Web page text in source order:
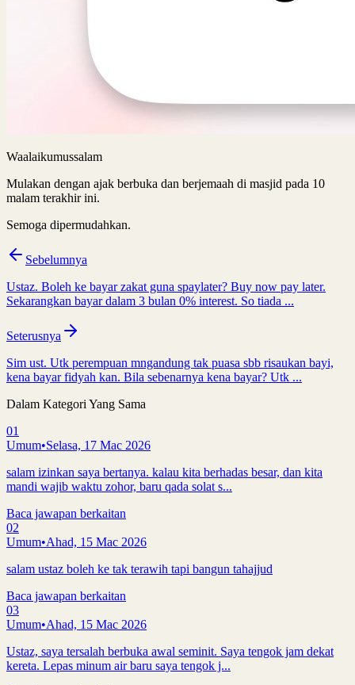
Waalaikumussalam
Mulakan dengan ajak berbuka dan berjemaah di masjid pada 10
malam terakhir ini.
Semoga dipermudahkan.
Sebelumnya
Ustaz. Boleh ke bayar zakat guna spaylater? Buy now pay later.
Sekarangkan bayar dalam 3 bulan 0% interest. So tiada ...
Seterusnya
Sim ust. Utk perempuan mngandung tak puasa sbb risaukan bayi,
kena bayar fidyah kan. Bila sebenarnya kena bayar? Utk ...
Dalam Kategori Yang Sama
01
Umum•Selasa, 17 Mac 2026
salam izinkan saya bertanya. kalau kita berhadas besar, dan kita
mandi wajib waktu zohor, baru qada solat s...
Baca jawapan berkaitan
02
Umum•Ahad, 15 Mac 2026
salam ustaz boleh ke tak terawih tapi bangun tahajjud
Baca jawapan berkaitan
03
Umum•Ahad, 15 Mac 2026
Ustaz, saya tersalah berbuka awal seminit. Saya tengok jam dekat
kereta. Lepas minum air baru saya tengok j...